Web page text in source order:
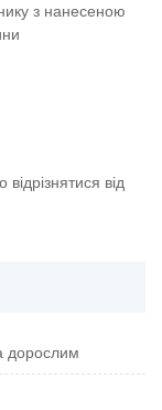
з нанесеною
від
дорослим